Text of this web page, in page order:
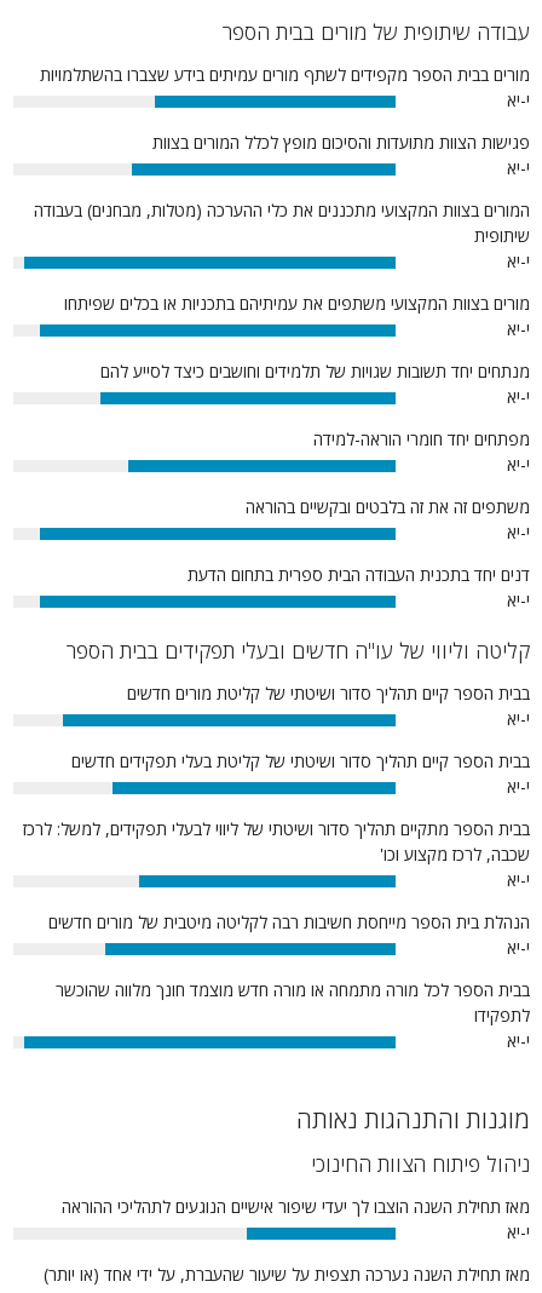
עבודה שיתופית של מורים בבית הספר
מורים בבית הספר מקפידים לשתף מורים עמיתים בידע שצברו בהשתלמויות
י-יא
63%
פגישות הצוות מתועדות והסיכום מופץ לכלל המורים בצוות
י-יא
69%
המורים בצוות המקצועי מתכננים את כלי ההערכה (מטלות, מבחנים) בעבודה
שיתופית
י-יא
97%
מורים בצוות המקצועי משתפים את עמיתיהם בתכניות או בכלים שפיתחו
י-יא
93%
מנתחים יחד תשובות שגויות של תלמידים וחושבים כיצד לסייע להם
י-יא
77%
מפתחים יחד חומרי הוראה-למידה
י-יא
70%
משתפים זה את זה בלבטים ובקשיים בהוראה
י-יא
93%
דנים יחד בתכנית העבודה הבית ספרית בתחום הדעת
י-יא
93%
קליטה וליווי של עו"ה חדשים ובעלי תפקידים בבית הספר
בבית הספר קיים תהליך סדור ושיטתי של קליטת מורים חדשים
י-יא
87%
בבית הספר קיים תהליך סדור ושיטתי של קליטת בעלי תפקידים חדשים
י-יא
74%
בבית הספר מתקיים תהליך סדור ושיטתי של ליווי לבעלי תפקידים, למשל: לרכז
שכבה, לרכז מקצוע וכו'
י-יא
67%
הנהלת בית הספר מייחסת חשיבות רבה לקליטה מיטבית של מורים חדשים
י-יא
76%
בבית הספר לכל מורה מתמחה או מורה חדש מוצמד חונך מלווה שהוכשר
לתפקידו
י-יא
97%
מוגנות והתנהגות נאותה
ניהול פיתוח הצוות החינוכי
מאז תחילת השנה הוצבו לך יעדי שיפור אישיים הנוגעים לתהליכי ההוראה
י-יא
39%
מאז תחילת השנה נערכה תצפית על שיעור שהעברת, על ידי אחד (או יותר)